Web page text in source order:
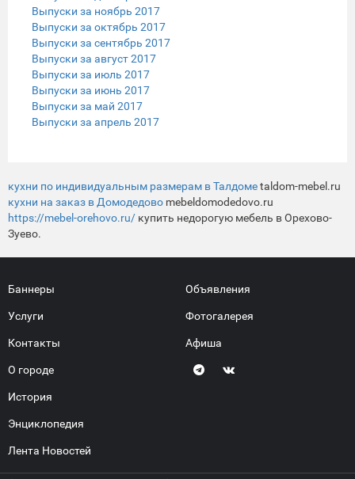
Выпуски за ноябрь 2017
Выпуски за октябрь 2017
Выпуски за сентябрь 2017
Выпуски за август 2017
Выпуски за июль 2017
Выпуски за июнь 2017
Выпуски за май 2017
Выпуски за апрель 2017
кухни по индивидуальным размерам в Талдомеtaldom-mebel.ru
кухни на заказ в Домодедово mebeldomodedovo.ru
https://mebel-orehovo.ru/ купить недорогую мебель в Орехово-
Зуево.
Баннеры
Услуги
Контакты
О городе
История
Энциклопедия
Лента Новостей
Объявления
Фотогалерея
Афиша